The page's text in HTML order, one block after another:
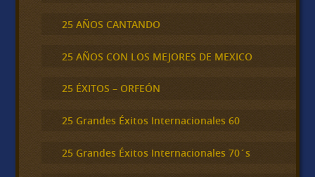
25 AÑOS CANTANDO
25 AÑOS CON LOS MEJORES DE MEXICO
25 ÉXITOS – ORFEÓN
25 Grandes Éxitos Internacionales 60
25 Grandes Éxitos Internacionales 70´s